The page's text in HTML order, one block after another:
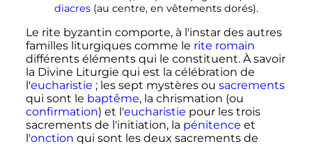
diacres(au centre, en vêtements dorés).
Le rite byzantin comporte, à l'instar des autres
familles liturgiques comme le rite romain
différents éléments qui le constituent. À savoir
la Divine Liturgie qui est la célébration de
l'eucharistie ; les sept mystères ou sacrements
qui sont le baptême, la chrismation (ou
confirmation) et l'eucharistie pour les trois
sacrements de l'initiation, la pénitence et
l'onction qui sont les deux sacrements de